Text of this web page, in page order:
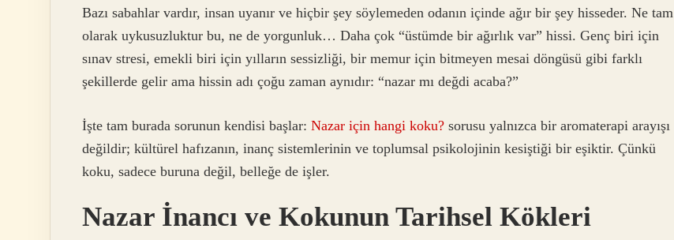
Bazı sabahlar vardır, insan uyanır ve hiçbir şey söylemeden odanın içinde ağır bir şey hisseder. Ne tam
olarak uykusuzluktur bu, ne de yorgunluk… Daha çok “üstümde bir ağırlık var” hissi. Genç biri için
sınav stresi, emekli biri için yılların sessizliği, bir memur için bitmeyen mesai döngüsü gibi farklı
şekillerde gelir ama hissin adı çoğu zaman aynıdır: “nazar mı değdi acaba?”
İşte tam burada sorunun kendisi başlar: Nazar için hangi koku? sorusu yalnızca bir aromaterapi arayışı
değildir; kültürel hafızanın, inanç sistemlerinin ve toplumsal psikolojinin kesiştiği bir eşiktir. Çünkü
koku, sadece buruna değil, belleğe de işler.
Nazar İnancı ve Kokunun Tarihsel Kökleri